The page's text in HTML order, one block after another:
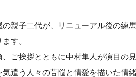
の親子二代が、リニューアル後の練
す。
、ご挨拶とともに中村隼人が演目の
気遣う人々の苦悩と情愛を描いた情